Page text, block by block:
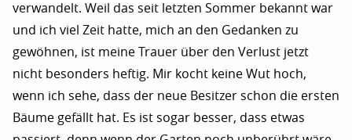
verwandelt. Weil das seit letzten Sommer bekannt war
und ich viel Zeit hatte, mich an den Gedanken zu
gewöhnen, ist meine Trauer über den Verlust jetzt
nicht besonders heftig. Mir kocht keine Wut hoch,
wenn ich sehe, dass der neue Besitzer schon die ersten
Bäume gefällt hat. Es ist sogar besser, dass etwas